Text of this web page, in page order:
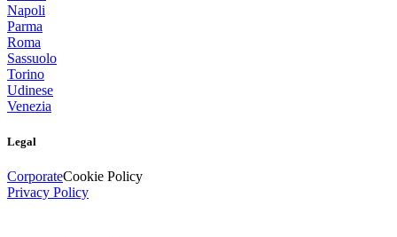
Napoli
Parma
Roma
Sassuolo
Torino
Udinese
Venezia
Legal
CorporateCookie Policy
Privacy Policy